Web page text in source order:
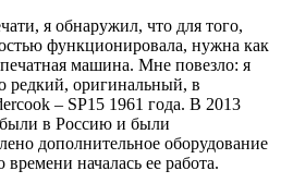
я обнаружил, что для того,
функционировала, нужна как
машина. Мне повезло: я
оригинальный, в
– SP15 1961 года. В 2013
в Россию и были
дополнительное оборудование
времени началась ее работа.